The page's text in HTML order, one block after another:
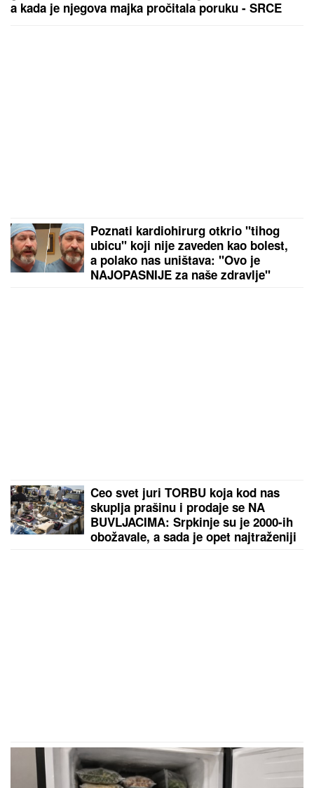
a kada je njegova majka pročitala poruku - SRCE
Poznati kardiohirurg otkrio "tihog
ubicu" koji nije zaveden kao bolest,
a polako nas uništava: "Ovo je
NAJOPASNIJE za naše zdravlje"
Ceo svet juri TORBU koja kod nas
skuplja prašinu i prodaje se NA
BUVLJACIMA: Srpkinje su je 2000-ih
obožavale, a sada je opet najtraženiji